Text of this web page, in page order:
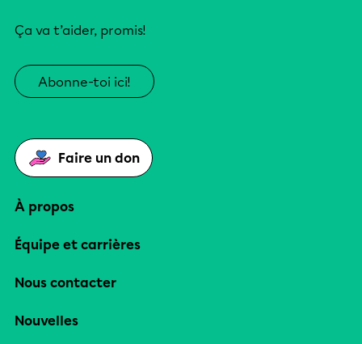
Ça va t’aider, promis!
Abonne-toi ici!
Faire un don
À propos
Équipe et carrières
Nous contacter
Nouvelles